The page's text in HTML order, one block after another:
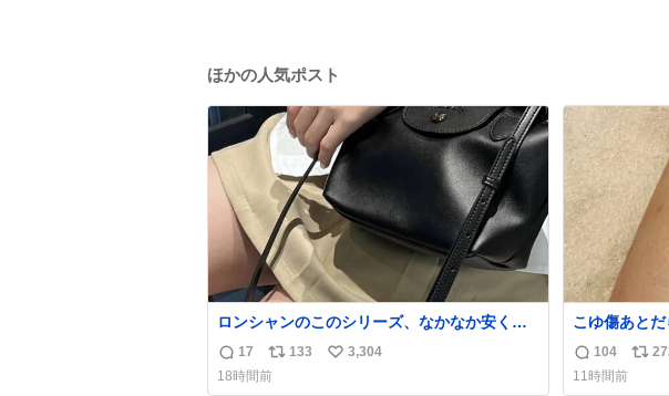
ほかの人気ポスト
ロンシャンのこのシリーズ、なかなか安くな
らないのにセール価格になってる🖤✨レザー
なのが反則級にかわいい。持ってるだけでコ
ーデが格上げされる。
返
信
17
リ
ポ
133
い
3,304
18時間前
こゆ傷あと
くなる。
返
信
104
リ
11時間前